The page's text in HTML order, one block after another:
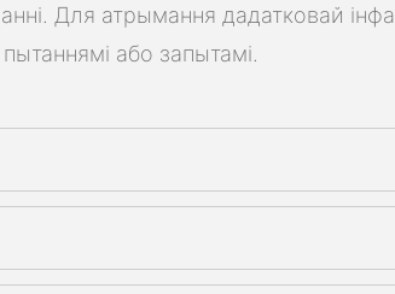
Для атрымання дадатковай
або запытамі.